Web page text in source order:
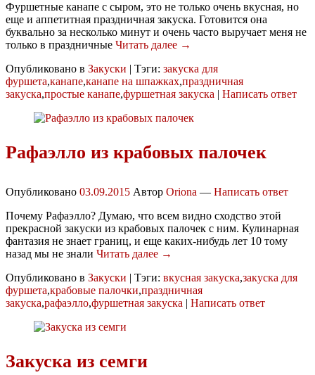
Фуршетные канапе с сыром, это не только очень вкусная, но
еще и аппетитная праздничная закуска. Готовится она
буквально за несколько минут и очень часто выручает меня не
только в праздничные Читать далее →
Опубликовано в Закуски | Тэги: закуска для
фуршета,канапе,канапе на шпажках,праздничная
закуска,простые канапе,фуршетная закуска | Написать ответ
Рафаэлло из крабовых палочек
Опубликовано 03.09.2015 Автор Oriona — Написать ответ
Почему Рафаэлло? Думаю, что всем видно сходство этой
прекрасной закуски из крабовых палочек с ним. Кулинарная
фантазия не знает границ, и еще каких-нибудь лет 10 тому
назад мы не знали Читать далее →
Опубликовано в Закуски | Тэги: вкусная закуска,закуска для
фуршета,крабовые палочки,праздничная
закуска,рафаэлло,фуршетная закуска | Написать ответ
Закуска из семги